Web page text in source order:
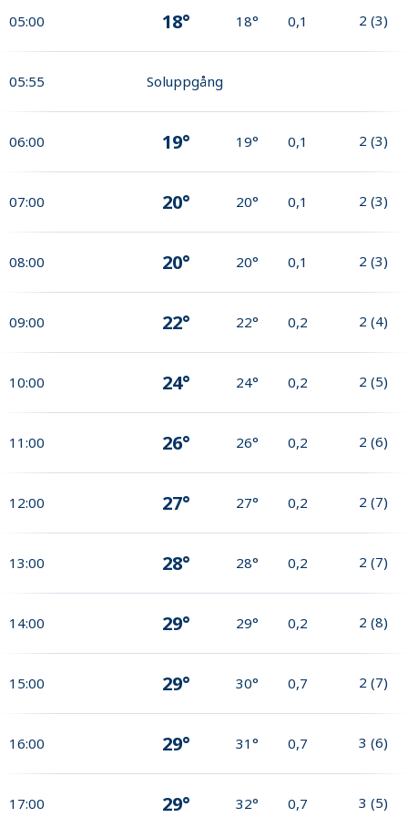
05:00 18° 18° 0,1 2 (3)
05:55 Soluppgång
06:00 19° 19° 0,1 2 (3)
07:00 20° 20° 0,1 2 (3)
08:00 20° 20° 0,1 2 (3)
09:00 22° 22° 0,2 2 (4)
10:00 24° 24° 0,2 2 (5)
11:00 26° 26° 0,2 2 (6)
12:00 27° 27° 0,2 2 (7)
13:00 28° 28° 0,2 2 (7)
14:00 29° 29° 0,2 2 (8)
15:00 29° 30° 0,7 2 (7)
16:00 29° 31° 0,7 3 (6)
17:00 29° 32° 0,7 3 (5)